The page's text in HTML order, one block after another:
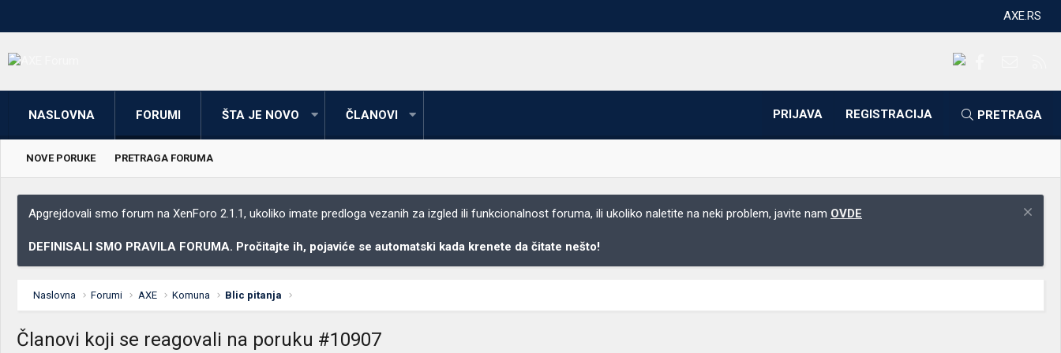
AXE.RS
NASLOVNA FORUMI ŠTA JE NOVO ČLANOVI PRIJAVA REGISTRACIJA PRETRAGA
NOVE PORUKE PRETRAGA FORUMA
Apgrejdovali smo forum na XenForo 2.1.1, ukoliko imate predloga vezanih za izgled ili funkcionalnost foruma, ili ukoliko naletite na neki problem, javite nam OVDE
DEFINISALI SMO PRAVILA FORUMA. Pročitajte ih, pojaviće se automatski kada krenete da čitate nešto!
Naslovna Forumi AXE Komuna Blic pitanja
Članovi koji se reagovali na poruku #10907